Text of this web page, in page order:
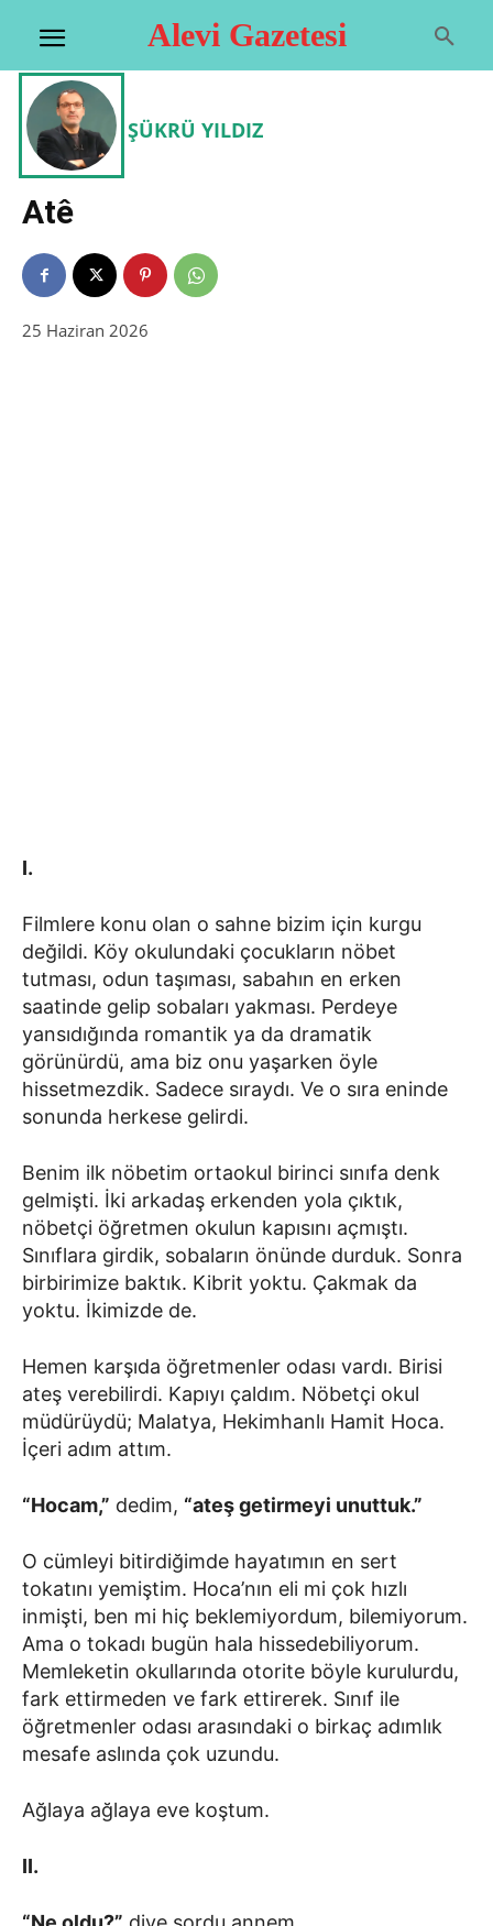
Alevi Gazetesi
ŞÜKRÜ YILDIZ
Atê
25 Haziran 2026
I.
Filmlere konu olan o sahne bizim için kurgu
değildi. Köy okulundaki çocukların nöbet
tutması, odun taşıması, sabahın en erken
saatinde gelip sobaları yakması. Perdeye
yansıdığında romantik ya da dramatik
görünürdü, ama biz onu yaşarken öyle
hissetmezdik. Sadece sıraydı. Ve o sıra eninde
sonunda herkese gelirdi.
Benim ilk nöbetim ortaokul birinci sınıfa denk
gelmişti. İki arkadaş erkenden yola çıktık,
nöbetçi öğretmen okulun kapısını açmıştı.
Sınıflara girdik, sobaların önünde durduk. Sonra
birbirimize baktık. Kibrit yoktu. Çakmak da
yoktu. İkimizde de.
Hemen karşıda öğretmenler odası vardı. Birisi
ateş verebilirdi. Kapıyı çaldım. Nöbetçi okul
müdürüydü; Malatya, Hekimhanlı Hamit Hoca.
İçeri adım attım.
“Hocam,” dedim, “ateş getirmeyi unuttuk.”
O cümleyi bitirdiğimde hayatımın en sert
tokatını yemiştim. Hoca’nın eli mi çok hızlı
inmişti, ben mi hiç beklemiyordum, bilemiyorum.
Ama o tokadı bugün hala hissedebiliyorum.
Memleketin okullarında otorite böyle kurulurdu,
fark ettirmeden ve fark ettirerek. Sınıf ile
öğretmenler odası arasındaki o birkaç adımlık
mesafe aslında çok uzundu.
Ağlaya ağlaya eve koştum.
II.